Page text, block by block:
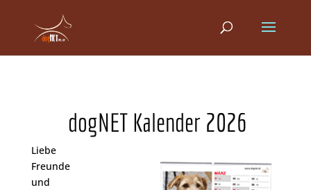
dogNET Kalender 2026
Liebe
Freunde
und